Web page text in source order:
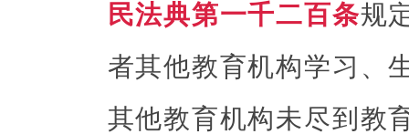
民法典第一千二百条规
者其他教育机构学习、
其他教育机构未尽到教